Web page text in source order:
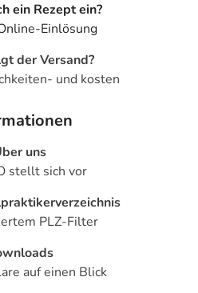
ein Rezept ein?
Einlösung
der Versand?
und kosten
uns
stellt sich vor
PLZ-Filter
auf einen Blick